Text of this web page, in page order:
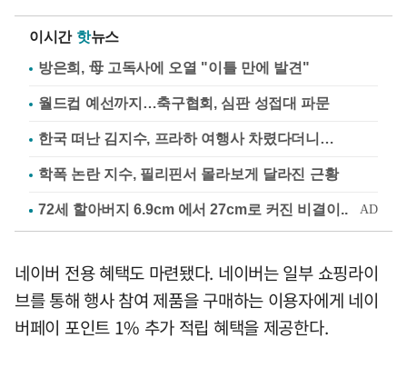
이시간 핫뉴스
방은희, 母 고독사에 오열 "이틀 만에 발견"
월드컵 예선까지…축구협회, 심판 성접대 파문
한국 떠난 김지수, 프라하 여행사 차렸다더니…
학폭 논란 지수, 필리핀서 몰라보게 달라진 근황
네이버 전용 혜택도 마련됐다. 네이버는 일부 쇼핑라이
브를 통해 행사 참여 제품을 구매하는 이용자에게 네이
버페이 포인트 1% 추가 적립 혜택을 제공한다.